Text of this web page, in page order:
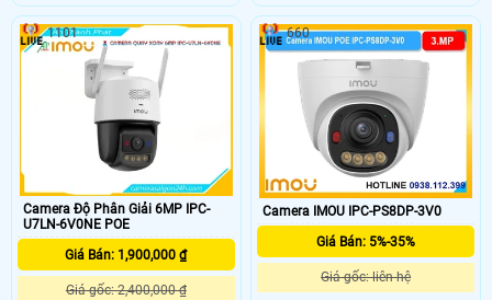
Camera Độ Phân Giải 6MP IPC-
U7LN-6V0NE POE
Giá Bán: 1,900,000 ₫
Giá gốc: 2,400,000 ₫
1101
Camera IMOU IPC-PS8DP-3V0
Giá Bán: 5%-35%
Giá gốc: liên hệ
660